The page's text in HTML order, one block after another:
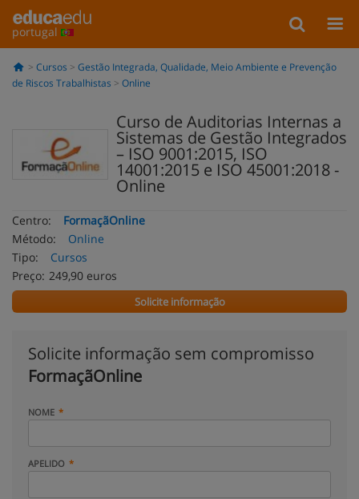
portugal
Cursos
Gestão Integrada, Qualidade, Meio Ambiente e Prevenção
de Riscos Trabalhistas
Online
Curso de Auditorias Internas a
Sistemas de Gestão Integrados
– ISO 9001:2015, ISO
14001:2015 e ISO 45001:2018 -
Online
Centro:
FormaçãOnline
Método:
Online
Tipo:
Cursos
Preço: 249,90 euros
Solicite informação
Solicite informação sem compromisso
FormaçãOnline
NOME
APELIDO